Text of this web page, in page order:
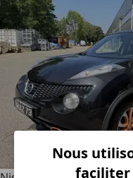
Nous
faciliter